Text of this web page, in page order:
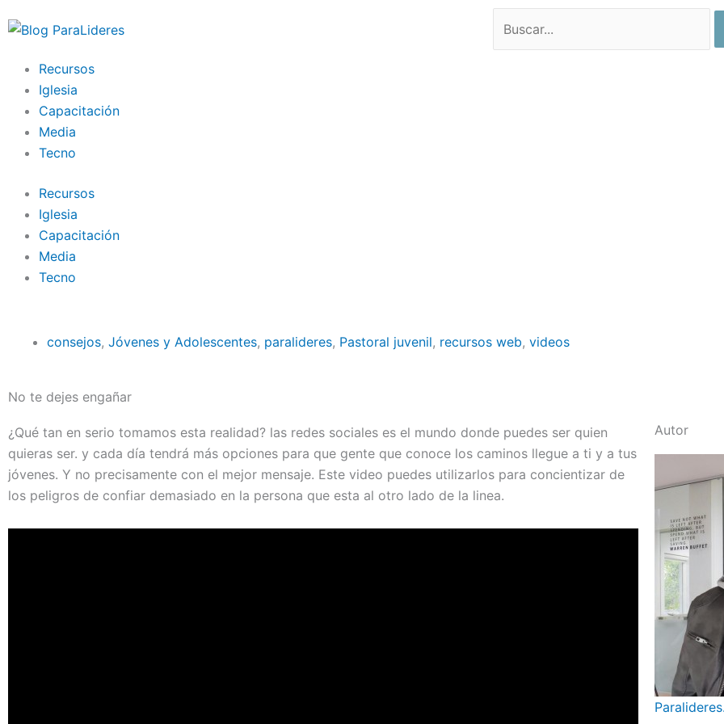
al
Recursos
Iglesia
Capacitación
Media
Tecno
Recursos
Iglesia
Capacitación
Media
Tecno
consejos, Jóvenes y Adolescentes, paralideres, Pastoral juvenil, recursos web, videos
No te dejes engañar
¿Qué tan en serio tomamos esta realidad? las redes sociales es el mundo donde puedes ser quien
quieras ser. y cada día tendrá más opciones para que gente que conoce los caminos llegue a ti y a tus
jóvenes. Y no precisamente con el mejor mensaje. Este video puedes utilizarlos para concientizar de
los peligros de confiar demasiado en la persona que esta al otro lado de la linea.
Autor